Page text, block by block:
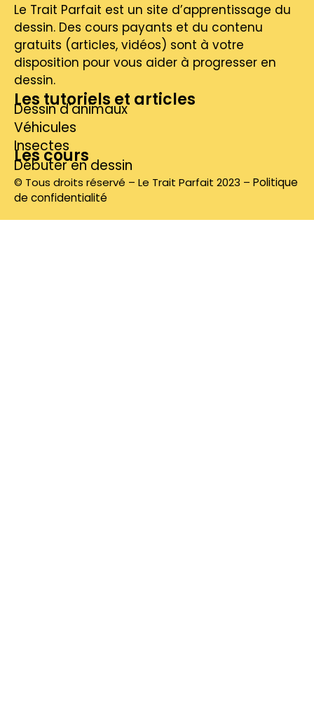
Le Trait Parfait est un site d’apprentissage du
dessin. Des cours payants et du contenu
gratuits (articles, vidéos) sont à votre
disposition pour vous aider à progresser en
dessin.
Les tutoriels et articles
Dessin d'animaux
Véhicules
Insectes
Les cours
Débuter en dessin
© Tous droits réservé – Le Trait Parfait 2023 – Politique
de confidentialité